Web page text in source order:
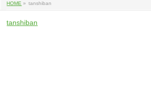
HOME » tanshiban
tanshiban